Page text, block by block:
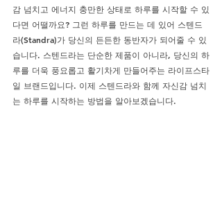
감 넘치고 에너지 충만한 상태로 하루를 시작할 수 있
다면 어떨까요? 그런 하루를 만드는 데 있어 스텐드
라(Standra)가 당신의 든든한 동반자가 되어줄 수 있
습니다. 스텐드라는 단순한 제품이 아니라, 당신의 하
루를 더욱 풍요롭고 활기차게 만들어주는 라이프스타
일 브랜드입니다. 이제 스텐드라와 함께 자신감 넘치
는 하루를 시작하는 방법을 알아보겠습니다.